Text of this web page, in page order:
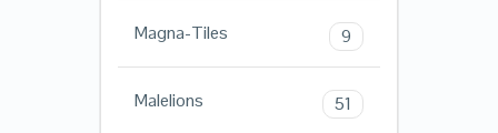
Magna-Tiles 9
Malelions 51